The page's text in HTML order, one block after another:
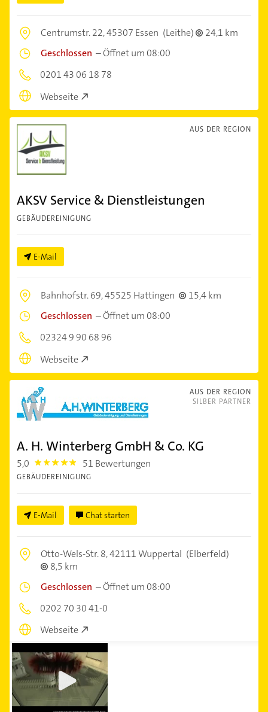
Centrumstr. 22,45307 Essen (Leithe)
24,1 km
Geschlossen –Öffnet um 08:00
0201 43 06 18 78
Webseite
AUS DER REGION
AKSV Service & Dienstleistungen
GEBÄUDEREINIGUNG
E-Mail
Bahnhofstr. 69,45525 Hattingen
15,4 km
Geschlossen –Öffnet um 08:00
02324 9 90 68 96
Webseite
AUS DER REGION
SILBER PARTNER
A. H. Winterberg GmbH & Co. KG
5,0 5.0 51 Bewertungen
GEBÄUDEREINIGUNG
E-Mail Chat starten
Otto-Wels-Str. 8,42111 Wuppertal (Elberfeld)
8,5 km
Geschlossen –Öffnet um 08:00
0202 70 30 41-0
Webseite